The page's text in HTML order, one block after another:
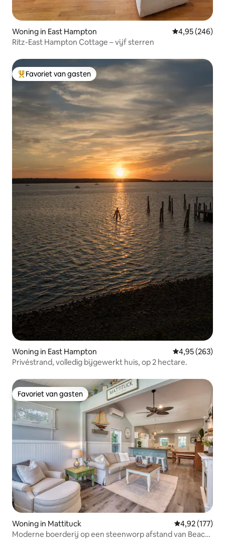
Woning in East Hampton Gemiddelde
4,95 (246)
Ritz-East Hampton Cottage – vijf sterren
Topfavoriet van gasten
Favoriet van gasten
Woning in East Hampton Gemiddelde
4,95 (263)
Privéstrand, volledig bijgewerkt huis, op 2 hectare.
Favoriet van gasten
Favoriet van gasten
Woning in Mattituck Gemiddelde
4,92 (177)
Moderne boerderij op een steenworp afstand van Beach